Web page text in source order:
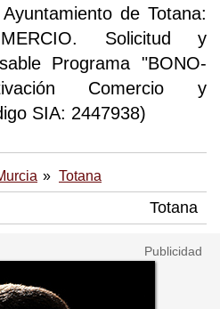
de Totana:
Solicitud y
Programa "BONO-
Comercio y
SIA: 2447938)
Totana
Totana